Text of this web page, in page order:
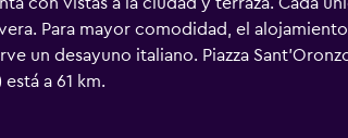
Para mayor comodidad, el
un desayuno italiano. Piazza
a 61 km.